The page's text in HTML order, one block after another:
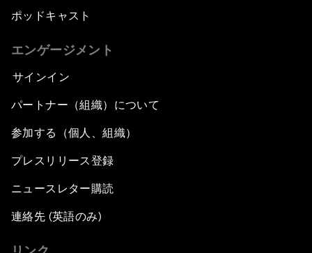
ポッドキャスト
エンゲージメント
サインイン
パートナー（組織）について
参加する（個人、組織）
プレスリリース登録
ニュースレター購読
連絡先 (英語のみ)